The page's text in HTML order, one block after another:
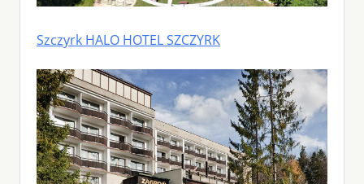
Szczyrk HALO HOTEL SZCZYRK